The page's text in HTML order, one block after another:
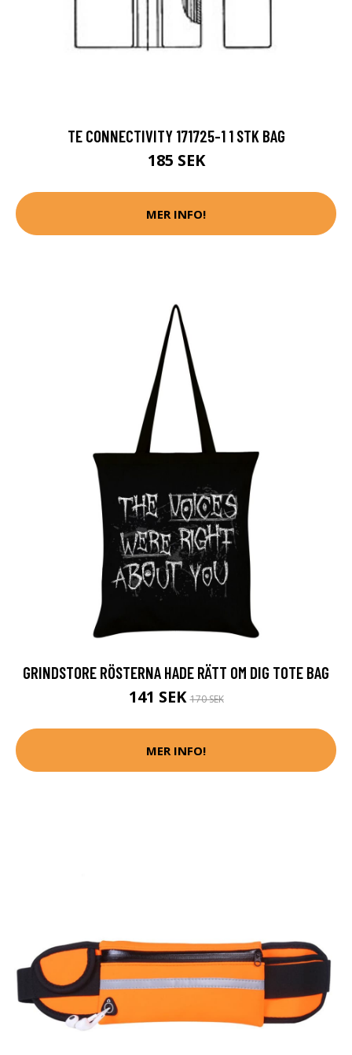
TE CONNECTIVITY 171725-1 1 STK BAG
185 SEK
MER INFO!
GRINDSTORE RÖSTERNA HADE RÄTT OM DIG TOTE BAG
141 SEK170 SEK
MER INFO!